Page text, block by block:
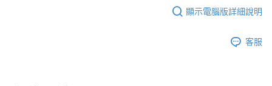
顯示電腦版詳細說明
客服